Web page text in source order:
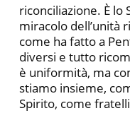
riconciliazione. È lo
miracolo dell’unità
come ha fatto a
diversi e tutto
è uniformità, ma
stiamo insieme,
Spirito, come